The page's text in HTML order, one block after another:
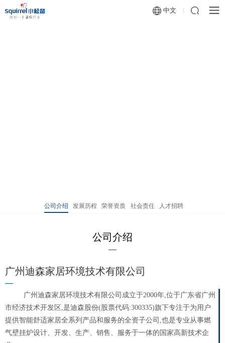
中文
公司介绍 发展历程 荣誉资质 社会责任 人才招聘
公司介绍
广州迪森家居环境技术有限公司
广州迪森家居环境技术有限公司成立于2000年,位于广东省广州
市经济技术开发区,是迪森股份(股票代码:300335)旗下专注于为用户
提供智能舒适家居全系列产品和服务的全资子公司,也是专业从事燃
气壁挂炉设计、开发、生产、销售、服务于一体的国家高新技术企